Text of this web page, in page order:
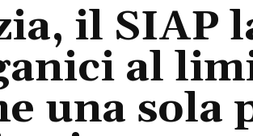
il SIAP
al
una sola